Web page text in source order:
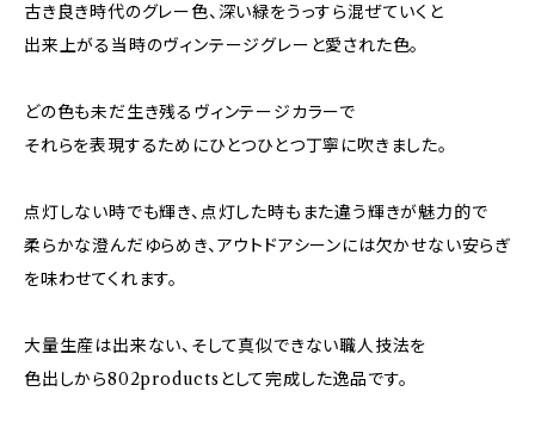
古き良き時代のグレー色、深い緑をうっすら混ぜていくと
出来上がる当時のヴィンテージグレーと愛された色。
どの色も未だ生き残るヴィンテージカラーで
それらを表現するためにひとつひとつ丁寧に吹きました。
点灯しない時でも輝き、点灯した時もまた違う輝きが魅力的で
柔らかな澄んだゆらめき、アウトドアシーンには欠かせない安らぎ
を味わせてくれます。
大量生産は出来ない、そして真似できない職人技法を
色出しから802productsとして完成した逸品です。